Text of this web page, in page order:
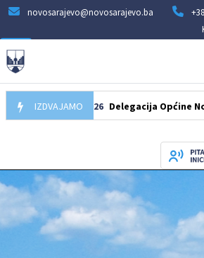
novosarajevo@novosarajevo.ba
IZDVAJAMO
07.08.2026 Delegacija Općine Novo